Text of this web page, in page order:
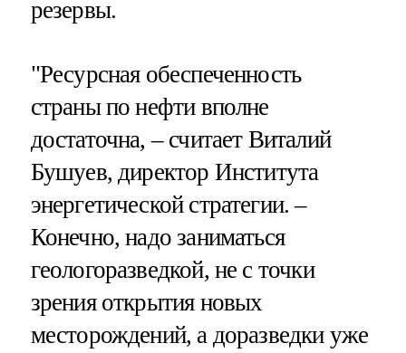
резервы.
"Ресурсная обеспеченность
страны по нефти вполне
достаточна, – считает Виталий
Бушуев, директор Института
энергетической стратегии. –
Конечно, надо заниматься
геологоразведкой, не с точки
зрения открытия новых
месторождений, а доразведки уже